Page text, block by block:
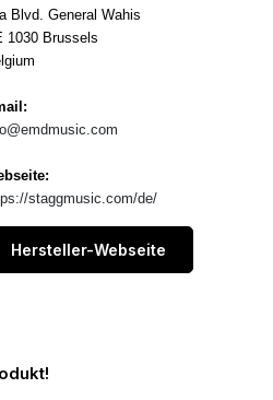
Blvd. General Wahis
1030 Brussels
staggmusic.com/de/
Hersteller-Webseite
von 0 von 5 Sternen